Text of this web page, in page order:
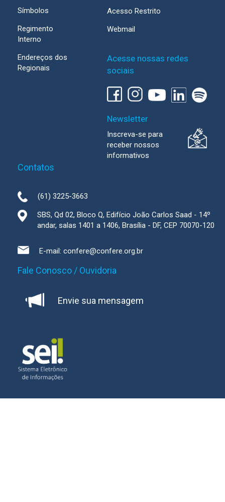
Símbolos
Regimento
Interno
Endereços dos
Regionais
Acesso Restrito
Webmail
Acesse nossas redes
sociais
Newsletter
Inscreva-se para
receber nossos
informativos
Contatos
(61) 3225-3663
SBS, Qd 02, Bloco Q, Edifício João Carlos Saad - 14º
andar, salas 1401 a 1406, Brasília - DF, CEP 70070-120
E-mail: confere@confere.org.br
Fale Conosco / Ouvidoria
Envie sua mensagem